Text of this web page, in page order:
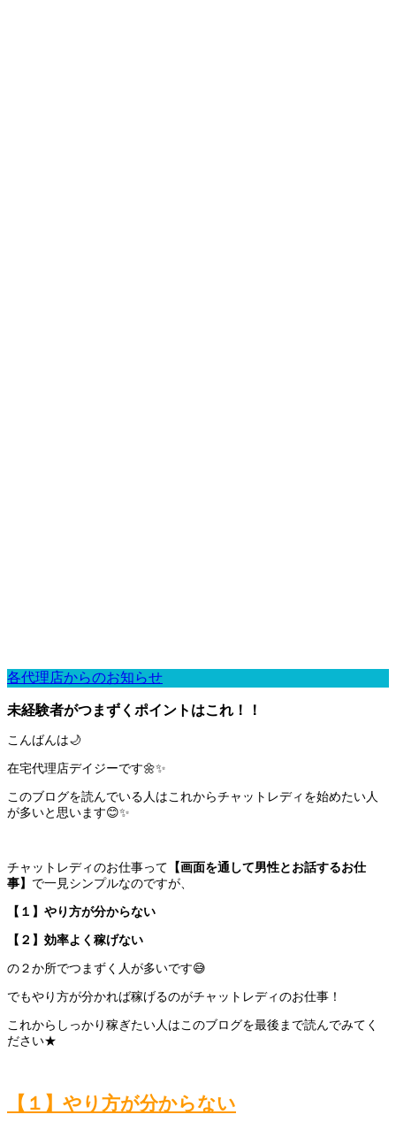
各代理店からのお知らせ
未経験者がつまずくポイントはこれ！！
こんばんは🌙
在宅代理店デイジーです🌼✨
このブログを読んでいる人はこれからチャットレディを始めたい人
が多いと思います😊✨
チャットレディのお仕事って 【画面を通して男性とお話するお仕
事】 で一見シンプルなのですが、
【１】やり方が分からない
【２】効率よく稼げない
の２か所でつまずく人が多いです😅
でもやり方が分かれば稼げるのがチャットレディのお仕事！
これからしっかり稼ぎたい人はこのブログを最後まで読んでみてく
ださい★
【１】やり方が分からない